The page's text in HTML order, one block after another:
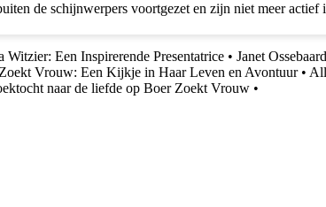
de schijnwerpers voortgezet en zijn niet meer actief
Witzier: Een Inspirerende Presentatrice • Janet
Vrouw: Een Kijkje in Haar Leven en Avontuur•
naar de liefde op Boer Zoekt Vrouw •